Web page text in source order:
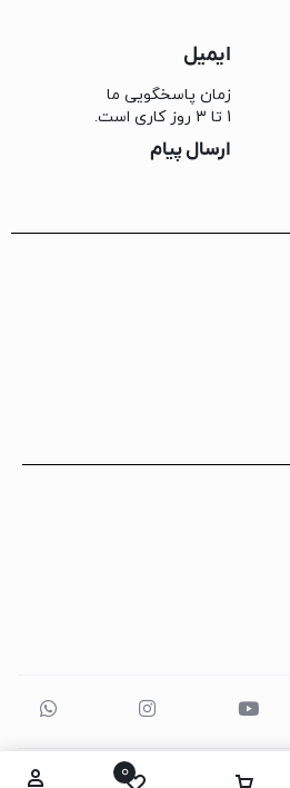
ایمیل
زمان پاسخگویی ما
1 تا 3 روز کاری است.
ارسال پیام
0